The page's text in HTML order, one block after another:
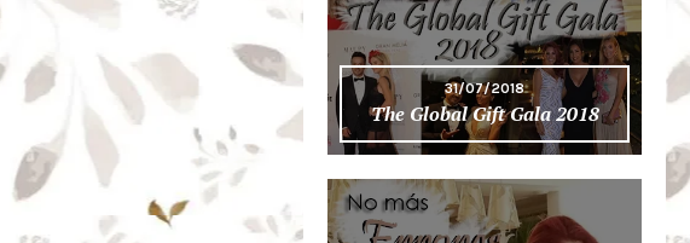
31/07/2018
The Global Gift Gala 2018